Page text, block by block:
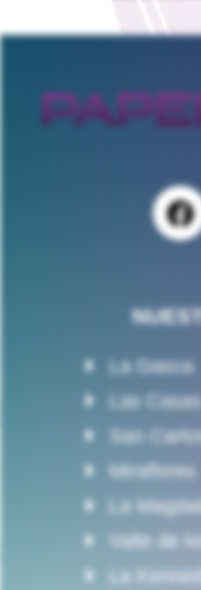
La Gasca
Las Casas
San
Miraflores
La
Valle de
La